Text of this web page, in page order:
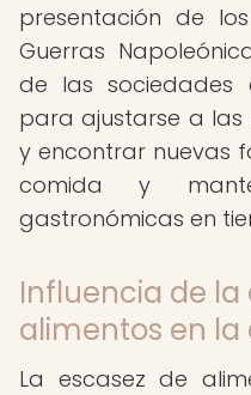
presentación de
Guerras
de las sociedades
para ajustarse a las
y encontrar nuevas
comida y
gastronómicas en
Influencia de la
alimentos en
La escasez de